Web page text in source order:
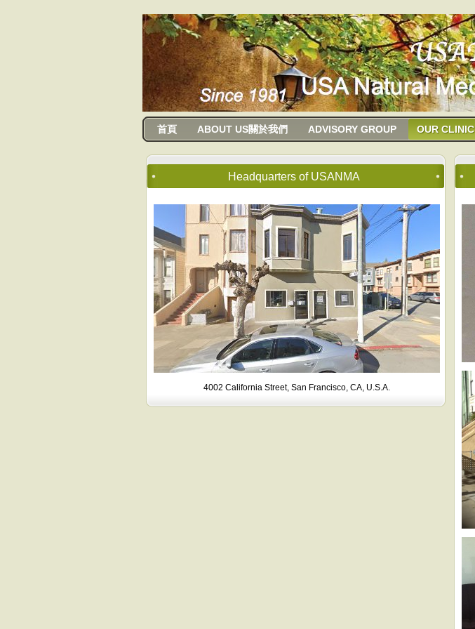
usanma
首頁 ABOUT US關於我們 ADVISORY GROUP OUR CLINIC
Headquarters of USANMA
4002 California Street, San Francisco, CA, U.S.A.